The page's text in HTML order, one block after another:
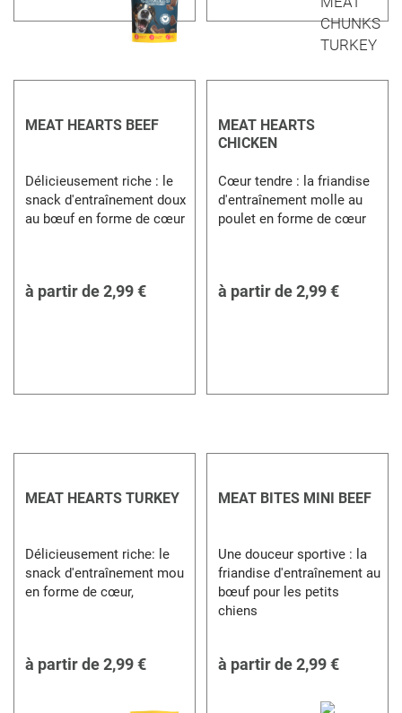
MEAT HEARTS BEEF
Délicieusement riche : le
snack d'entraînement doux
au bœuf en forme de cœur
à partir de2,99 €
MEAT HEARTS
CHICKEN
Cœur tendre : la friandise
d'entraînement molle au
poulet en forme de cœur
à partir de2,99 €
MEAT HEARTS TURKEY
Délicieusement riche: le
snack d'entraînement mou
en forme de cœur,
à partir de2,99 €
MEAT BITES MINI BEEF
Une douceur sportive : la
friandise d'entraînement au
bœuf pour les petits
chiens
à partir de2,99 €